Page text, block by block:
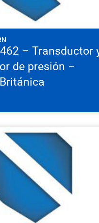
– Transductor
de presión –